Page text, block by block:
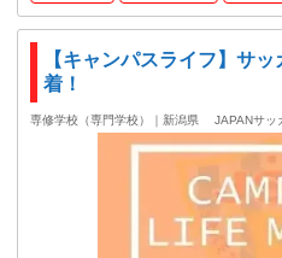
【キャンパスライフ】サ
着！
専修学校（専門学校）｜新潟県 JAPANサッ